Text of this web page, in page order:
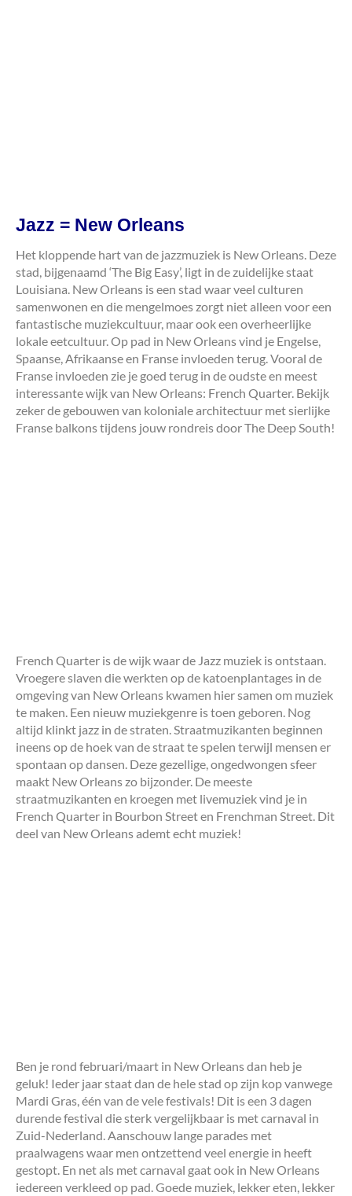
Jazz = New Orleans
Het kloppende hart van de jazzmuziek is New Orleans. Deze
stad, bijgenaamd ‘The Big Easy’, ligt in de zuidelijke staat
Louisiana. New Orleans is een stad waar veel culturen
samenwonen en die mengelmoes zorgt niet alleen voor een
fantastische muziekcultuur, maar ook een overheerlijke
lokale eetcultuur. Op pad in New Orleans vind je Engelse,
Spaanse, Afrikaanse en Franse invloeden terug. Vooral de
Franse invloeden zie je goed terug in de oudste en meest
interessante wijk van New Orleans: French Quarter. Bekijk
zeker de gebouwen van koloniale architectuur met sierlijke
Franse balkons tijdens jouw rondreis door The Deep South!
French Quarter is de wijk waar de Jazz muziek is ontstaan.
Vroegere slaven die werkten op de katoenplantages in de
omgeving van New Orleans kwamen hier samen om muziek
te maken. Een nieuw muziekgenre is toen geboren. Nog
altijd klinkt jazz in de straten. Straatmuzikanten beginnen
ineens op de hoek van de straat te spelen terwijl mensen er
spontaan op dansen. Deze gezellige, ongedwongen sfeer
maakt New Orleans zo bijzonder. De meeste
straatmuzikanten en kroegen met livemuziek vind je in
French Quarter in Bourbon Street en Frenchman Street. Dit
deel van New Orleans ademt echt muziek!
Ben je rond februari/maart in New Orleans dan heb je
geluk! Ieder jaar staat dan de hele stad op zijn kop vanwege
Mardi Gras, één van de vele festivals! Dit is een 3 dagen
durende festival die sterk vergelijkbaar is met carnaval in
Zuid-Nederland. Aanschouw lange parades met
praalwagens waar men ontzettend veel energie in heeft
gestopt. En net als met carnaval gaat ook in New Orleans
iedereen verkleed op pad. Goede muziek, lekker eten, lekker